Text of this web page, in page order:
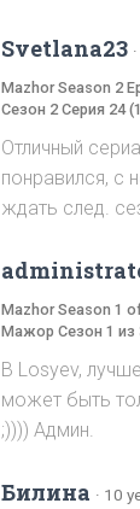
Svetlana23 ·
Mazhor Season 2
Сезон 2 Серия 24
Отличный
понравился, с
ждать след.
Mazhor Season 1
Мажор Сезон 1 из
B Losyev,
может быть
;)))) Админ.
Билина · 10